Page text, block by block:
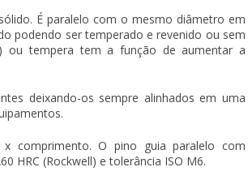
É paralelo com o mesmo diâmetro em
podendo ser temperado e revenido ou sem
ou tempera tem a função de aumentar a
deixando-os sempre alinhados em uma
x comprimento. Opino guia paralelo com
HRC (Rockwell) e tolerância ISO M6.